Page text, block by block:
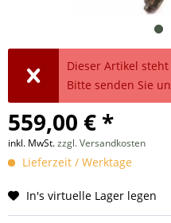
Dieser Artikel
Bitte senden Sie
559,00 € *
inkl. MwSt.zzgl. Versandkosten
Lieferzeit / Werktage
In's virtuelle Lager legen